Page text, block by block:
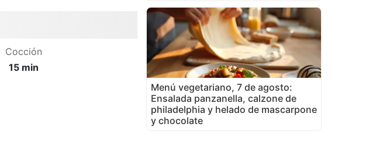
Cocción
15 min
Menú vegetariano, 7 de agosto:
Ensalada panzanella, calzone de
philadelphia y helado de mascarpone
y chocolate